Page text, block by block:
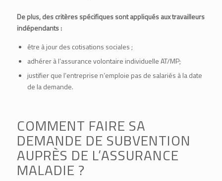
De plus, des critères spécifiques sont appliqués aux travailleurs
indépendants :
être à jour des cotisations sociales ;
adhérer à l’assurance volontaire individuelle AT/MP;
justifier que l’entreprise n’emploie pas de salariés à la date
de la demande.
COMMENT FAIRE SA
DEMANDE DE SUBVENTION
AUPRÈS DE L’ASSURANCE
MALADIE ?